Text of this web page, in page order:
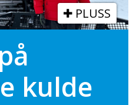
PLUSS
kulde